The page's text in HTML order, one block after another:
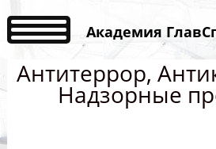
Академия
Антитеррор,
Надзорные